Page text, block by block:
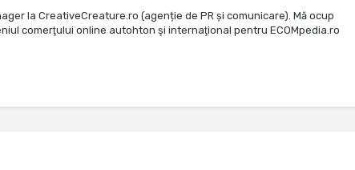
la CreativeCreature.ro (agenție de PR și comunicare). Mă ocup
comerţului online autohton şi internaţional pentru ECOMpedia.ro